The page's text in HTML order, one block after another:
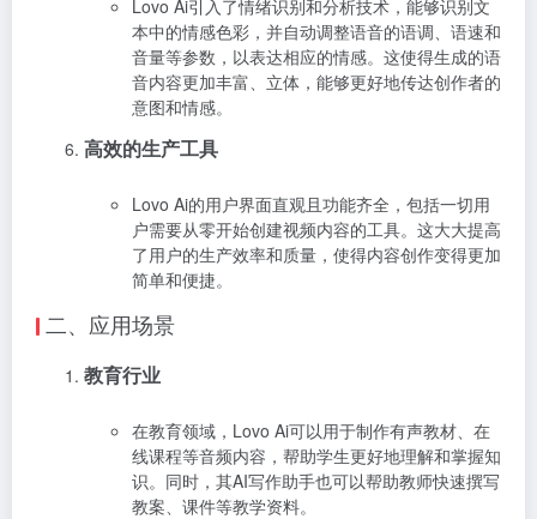
Lovo Ai引入了情绪识别和分析技术，能够识别文
本中的情感色彩，并自动调整语音的语调、语速和
音量等参数，以表达相应的情感。这使得生成的语
音内容更加丰富、立体，能够更好地传达创作者的
意图和情感。
高效的生产工具
Lovo Ai的用户界面直观且功能齐全，包括一切用
户需要从零开始创建视频内容的工具。这大大提高
了用户的生产效率和质量，使得内容创作变得更加
简单和便捷。
二、应用场景
教育行业
在教育领域，Lovo Ai可以用于制作有声教材、在
线课程等音频内容，帮助学生更好地理解和掌握知
识。同时，其AI写作助手也可以帮助教师快速撰写
教案、课件等教学资料。